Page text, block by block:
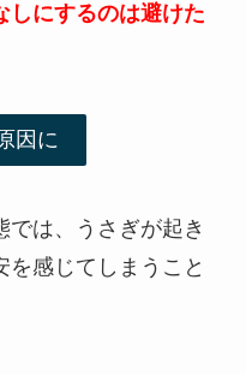
しにするのは避けた
因に
は、うさぎが起き
を感じてしまうこと